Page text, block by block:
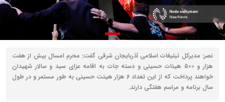
نصر: مدیرکل تبلیغات اسلامی آذربایجان شرقی گفت: محرم امسال بیش از هفت
هزار و ۵۰۰ هیئات حسینی و دسته جات به اقامه عزای سید و سالار شهیدان
خواهند پرداخت که از این تعداد ۶ هزار هیئت حسینی به طور مستمر و در طول
سال برنامه و مراسم هفتگی دارند.